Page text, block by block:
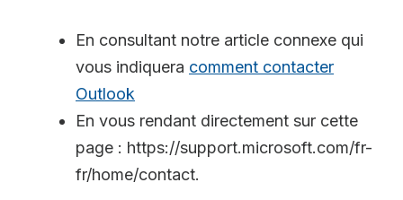
En consultant notre article connexe qui
vous indiquera comment contacter
Outlook
En vous rendant directement sur cette
page : https://support.microsoft.com/fr-
fr/home/contact.